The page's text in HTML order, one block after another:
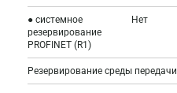
● системное
резервирование
PROFINET (R1)
Нет
Резервирование среды передачи